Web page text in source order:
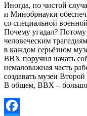
Иногда, по чистой
и Минобрнауки
со специальной
Почему угадал?
человеческим
в каждом серьёзном
ВВХ поручил начать
немаловажная часть
создавать музеи
В общем, ВВХ – большой